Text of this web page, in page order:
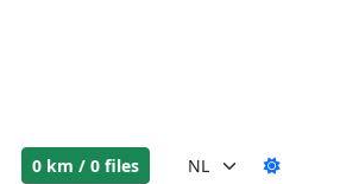
0 km / 0 files